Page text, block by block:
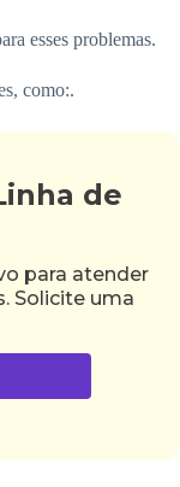
esses problemas.
como:.
de
para atender
Solicite uma